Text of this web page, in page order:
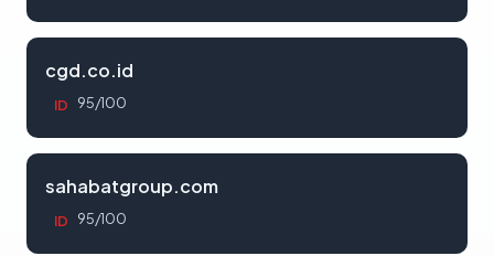
cgd.co.id
ID 95/100
sahabatgroup.com
ID 95/100